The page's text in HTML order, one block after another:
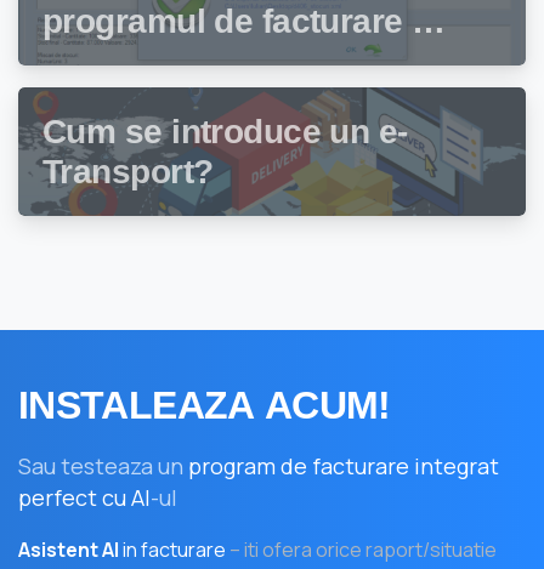
programul de facturare și
gestiune stocuri Facturis
Cum se introduce un e-
Transport?
INSTALEAZA ACUM!
Sau testeaza un program de facturare integrat
perfect cu AI-ul
Asistent AIin facturare – iti ofera orice raport/situatie